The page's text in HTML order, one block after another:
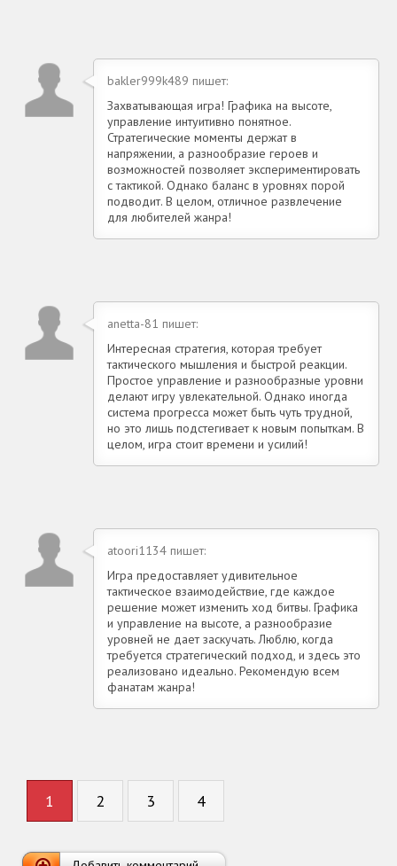
bakler999k489 пишет:
Захватывающая игра! Графика на высоте,
управление интуитивно понятное.
Стратегические моменты держат в
напряжении, а разнообразие героев и
возможностей позволяет экспериментировать
с тактикой. Однако баланс в уровнях порой
подводит. В целом, отличное развлечение
для любителей жанра!
anetta-81 пишет:
Интересная стратегия, которая требует
тактического мышления и быстрой реакции.
Простое управление и разнообразные уровни
делают игру увлекательной. Однако иногда
система прогресса может быть чуть трудной,
но это лишь подстегивает к новым попыткам. В
целом, игра стоит времени и усилий!
atoori1134 пишет:
Игра предоставляет удивительное
тактическое взаимодействие, где каждое
решение может изменить ход битвы. Графика
и управление на высоте, а разнообразие
уровней не дает заскучать. Люблю, когда
требуется стратегический подход, и здесь это
реализовано идеально. Рекомендую всем
фанатам жанра!
1 2 3 4